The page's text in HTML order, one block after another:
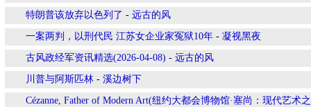
特朗普该放弃以色列了 - 远古的风
一案两判，以刑代民 江苏女企业家冤狱10年 - 凝视黑夜
古风政经军资讯精选(2026-04-08) - 远古的风
川普与阿斯匹林 - 溪边树下
Cézanne, Father of Modern Art(纽约大都会博物馆·塞尚：现代艺术